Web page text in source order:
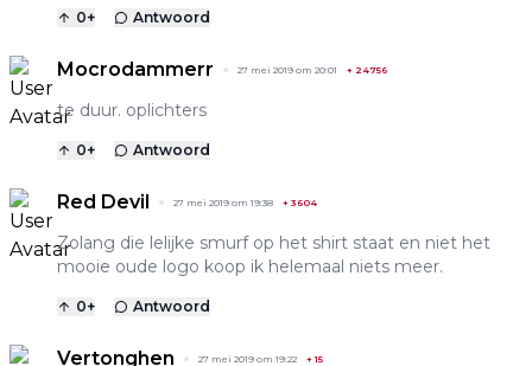
0+ Antwoord
Mocrodammerr 27 mei 2019 om 20:01 + 24756
te duur. oplichters
0+ Antwoord
Red Devil 27 mei 2019 om 19:38 + 3604
Zolang die lelijke smurf op het shirt staat en niet het
mooie oude logo koop ik helemaal niets meer.
0+ Antwoord
Vertonghen 27 mei 2019 om 19:22 +15